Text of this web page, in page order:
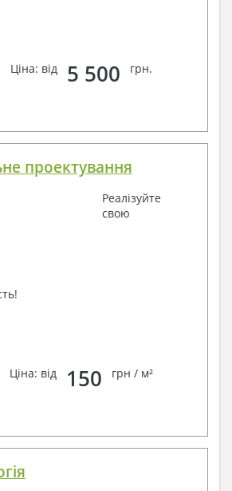
Ціна: від 5 500 грн.
проектування
Реалізуйте
свою
Ціна: від 150 грн / м²